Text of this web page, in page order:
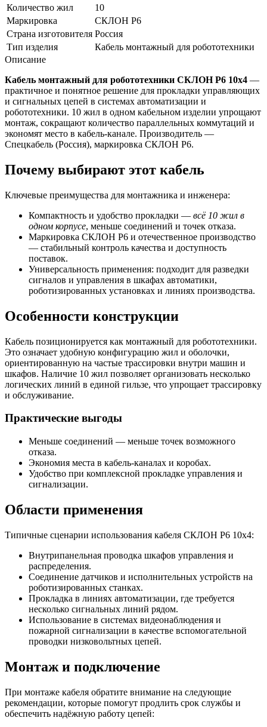
Количество жил
10
Маркировка
СКЛОН Р6
Страна изготовителя Россия
Тип изделия
Кабель монтажный для робототехники
Описание
Кабель монтажный для робототехники СКЛОН Р6 10х4 —
практичное и понятное решение для прокладки управляющих
и сигнальных цепей в системах автоматизации и
робототехники. 10 жил в одном кабельном изделии упрощают
монтаж, сокращают количество параллельных коммутаций и
экономят место в кабель-канале. Производитель —
Спецкабель (Россия), маркировка СКЛОН Р6.
Почему выбирают этот кабель
Ключевые преимущества для монтажника и инженера:
Компактность и удобство прокладки — всё 10 жил в
одном корпусе, меньше соединений и точек отказа.
Маркировка СКЛОН Р6 и отечественное производство
— стабильный контроль качества и доступность
поставок.
Универсальность применения: подходит для разведки
сигналов и управления в шкафах автоматики,
роботизированных установках и линиях производства.
Особенности конструкции
Кабель позиционируется как монтажный для робототехники.
Это означает удобную конфигурацию жил и оболочки,
ориентированную на частые трассировки внутри машин и
шкафов. Наличие 10 жил позволяет организовать несколько
логических линий в единой гильзе, что упрощает трассировку
и обслуживание.
Практические выгоды
Меньше соединений — меньше точек возможного
отказа.
Экономия места в кабель-каналах и коробах.
Удобство при комплексной прокладке управления и
сигнализации.
Области применения
Типичные сценарии использования кабеля СКЛОН Р6 10х4:
Внутрипанельная проводка шкафов управления и
распределения.
Соединение датчиков и исполнительных устройств на
роботизированных станках.
Прокладка в линиях автоматизации, где требуется
несколько сигнальных линий рядом.
Использование в системах видеонаблюдения и
пожарной сигнализации в качестве вспомогательной
проводки низковольтных цепей.
Монтаж и подключение
При монтаже кабеля обратите внимание на следующие
рекомендации, которые помогут продлить срок службы и
обеспечить надёжную работу цепей: